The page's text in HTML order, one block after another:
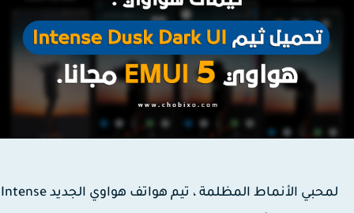
لمحبي الأنماط المظلمة ، تيم هواتف هواوي الجديد Intense